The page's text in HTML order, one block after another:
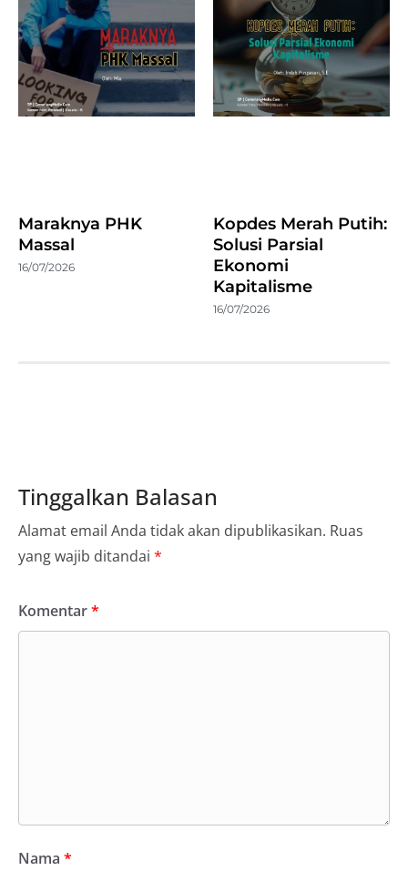
Maraknya PHK
Massal
16/07/2026
Kopdes Merah Putih:
Solusi Parsial
Ekonomi
Kapitalisme
16/07/2026
Tinggalkan Balasan
Alamat email Anda tidak akan dipublikasikan. Ruas
yang wajib ditandai *
Komentar*
Nama *